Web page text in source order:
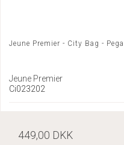
Jeune Premier - City Bag -
Jeune Premier
Ci023202
449,00 DKK